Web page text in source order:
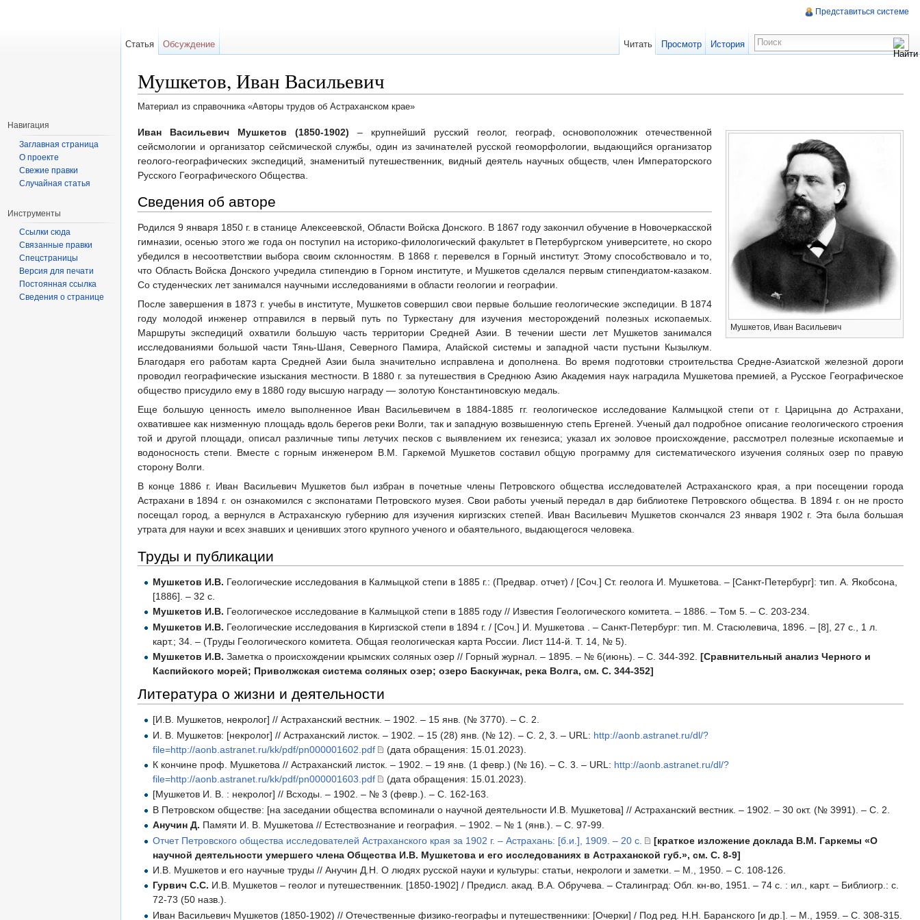
Мушкетов, Иван Васильевич
Материал из справочника «Авторы трудов об Астраханском крае»
Мушкетов, Иван Васильевич
Иван Васильевич Мушкетов (1850-1902) – крупнейший русский геолог, географ, основоположник отечественной
сейсмологии и организатор сейсмической службы, один из зачинателей русской геоморфологии, выдающийся организатор
геолого-географических экспедиций, знаменитый путешественник, видный деятель научных обществ, член Императорского
Русского Географического Общества.
Сведения об авторе
Родился 9 января 1850 г. в станице Алексеевской, Области Войска Донского. В 1867 году закончил обучение в Новочеркасской
гимназии, осенью этого же года он поступил на историко-филологический факультет в Петербургском университете, но скоро
убедился в несоответствии выбора своим склонностям. В 1868 г. перевелся в Горный институт. Этому способствовало и то,
что Область Войска Донского учредила стипендию в Горном институте, и Мушкетов сделался первым стипендиатом-казаком.
Со студенческих лет занимался научными исследованиями в области геологии и географии.
После завершения в 1873 г. учебы в институте, Мушкетов совершил свои первые большие геологические экспедиции. В 1874
году молодой инженер отправился в первый путь по Туркестану для изучения месторождений полезных ископаемых.
Маршруты экспедиций охватили большую часть территории Средней Азии. В течении шести лет Мушкетов занимался
исследованиями большой части Тянь-Шаня, Северного Памира, Алайской системы и западной части пустыни Кызылкум.
Благодаря его работам карта Средней Азии была значительно исправлена и дополнена. Во время подготовки строительства Средне-Азиатской железной дороги
проводил географические изыскания местности. В 1880 г. за путешествия в Среднюю Азию Академия наук наградила Мушкетова премией, а Русское Географическое
общество присудило ему в 1880 году высшую награду — золотую Константиновскую медаль.
Еще большую ценность имело выполненное Иван Васильевичем в 1884-1885 гг. геологическое исследование Калмыцкой степи от г. Царицына до Астрахани,
охватившее как низменную площадь вдоль берегов реки Волги, так и западную возвышенную степь Ергеней. Ученый дал подробное описание геологического строения
той и другой площади, описал различные типы летучих песков с выявлением их генезиса; указал их эоловое происхождение, рассмотрел полезные ископаемые и
водоносность степи. Вместе с горным инженером В.М. Гаркемой Мушкетов составил общую программу для систематического изучения соляных озер по правую
сторону Волги.
В конце 1886 г. Иван Васильевич Мушкетов был избран в почетные члены Петровского общества исследователей Астраханского края, а при посещении города
Астрахани в 1894 г. он ознакомился с экспонатами Петровского музея. Свои работы ученый передал в дар библиотеке Петровского общества. В 1894 г. он не просто
посещал город, а вернулся в Астраханскую губернию для изучения киргизских степей. Иван Васильевич Мушкетов скончался 23 января 1902 г. Эта была большая
утрата для науки и всех знавших и ценивших этого крупного ученого и обаятельного, выдающегося человека.
Труды и публикации
Мушкетов И.В. Геологические исследования в Калмыцкой степи в 1885 г.: (Предвар. отчет) / [Соч.] Ст. геолога И. Мушкетова. – [Санкт-Петербург]: тип. А. Якобсона,
[1886]. – 32 с.
Мушкетов И.В. Геологическое исследование в Калмыцкой степи в 1885 году // Известия Геологического комитета. – 1886. – Том 5. – С. 203-234.
Мушкетов И.В. Геологические исследования в Киргизской степи в 1894 г. / [Соч.] И. Мушкетова . – Санкт-Петербург: тип. М. Стасюлевича, 1896. – [8], 27 с., 1 л.
карт.; 34. – (Труды Геологического комитета. Общая геологическая карта России. Лист 114-й. Т. 14, № 5).
Мушкетов И.В. Заметка о происхождении крымских соляных озер // Горный журнал. – 1895. – № 6(июнь). – С. 344-392.[Сравнительный анализ Черного и
Каспийского морей; Приволжская система соляных озер; озеро Баскунчак, река Волга, см. С. 344-352]
Литература о жизни и деятельности
[И.В. Мушкетов, некролог] // Астраханский вестник. – 1902. – 15 янв. (№ 3770). – С. 2.
И. В. Мушкетов: [некролог] // Астраханский листок. – 1902. – 15 (28) янв. (№ 12). – С. 2, 3. – URL: http://aonb.astranet.ru/dl/?
file=http://aonb.astranet.ru/kk/pdf/pn000001602.pdf
(дата обращения: 15.01.2023).
К кончине проф. Мушкетова // Астраханский листок. – 1902. – 19 янв. (1 февр.) (№ 16). – С. 3. – URL: http://aonb.astranet.ru/dl/?
file=http://aonb.astranet.ru/kk/pdf/pn000001603.pdf
(дата обращения: 15.01.2023).
[Мушкетов И. В. : некролог] // Всходы. – 1902. – № 3 (февр.). – С. 162-163.
В Петровском обществе: [на заседании общества вспоминали о научной деятельности И.В. Мушкетова] // Астраханский вестник. – 1902. – 30 окт. (№ 3991). – С. 2.
Анучин Д. Памяти И. В. Мушкетова // Естествознание и география. – 1902. – № 1 (янв.). – С. 97-99.
Отчет Петровского общества исследователей Астраханского края за 1902 г. – Астрахань: [б.и.], 1909. – 20 с.
[краткое изложение доклада В.М. Гаркемы «О
научной деятельности умершего члена Общества И.В. Мушкетова и его исследованиях в Астраханской губ.», см. С. 8-9]
И.В. Мушкетов и его научные труды // Анучин Д.Н. О людях русской науки и культуры: статьи, некрологи и заметки. – М., 1950. – С. 108-126.
Гурвич С.С. И.В. Мушкетов – геолог и путешественник. [1850-1902] / Предисл. акад. В.А. Обручева. – Сталинград: Обл. кн-во, 1951. – 74 с. : ил., карт. – Библиогр.: с.
72-73 (50 назв.).
Иван Васильевич Мушкетов (1850-1902) // Отечественные физико-географы и путешественники: [Очерки] / Под ред. Н.Н. Баранского [и др.]. – М., 1959. – С. 308-315.
Представиться системе
Статья Обсуждение Читать Просмотр История
Навигация
Заглавная страница
О проекте
Свежие правки
Случайная статья
Инструменты
Ссылки сюда
Связанные правки
Спецстраницы
Версия для печати
Постоянная ссылка
Сведения о странице